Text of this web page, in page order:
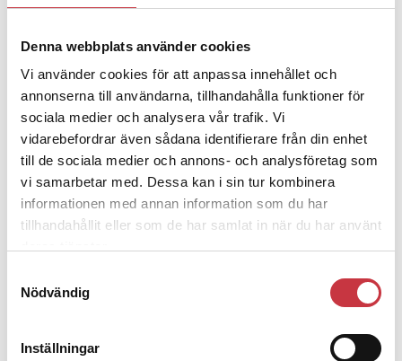
Denna webbplats använder cookies
Vi använder cookies för att anpassa innehållet och
annonserna till användarna, tillhandahålla funktioner för
sociala medier och analysera vår trafik. Vi
vidarebefordrar även sådana identifierare från din enhet
till de sociala medier och annons- och analysföretag som
vi samarbetar med. Dessa kan i sin tur kombinera
informationen med annan information som du har
tillhandahållit eller som de har samlat in när du har använt
Nödvändig
Inställningar
Polisregionen erkänner fel: ”Kommer
att rättas till”
Debatt